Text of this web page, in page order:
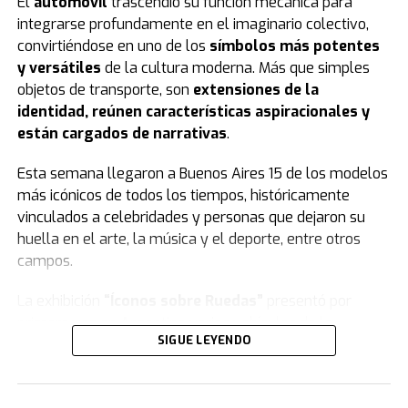
integrarse profundamente en el imaginario colectivo,
convirtiéndose en uno de los símbolos más potentes
y versátiles de la cultura moderna. Más que simples
objetos de transporte, son extensiones de la
identidad, reúnen características aspiracionales y
están cargados de narrativas.
Esta semana llegaron a Buenos Aires 15 de los modelos
más icónicos de todos los tiempos, históricamente
vinculados a celebridades y personas que dejaron su
huella en el arte, la música y el deporte, entre otros
campos.
primera vez en Argentina varios vehículos de la
Jorge Yarur, creador de la
Santiago de Chile.
SIGUE LEYENDO